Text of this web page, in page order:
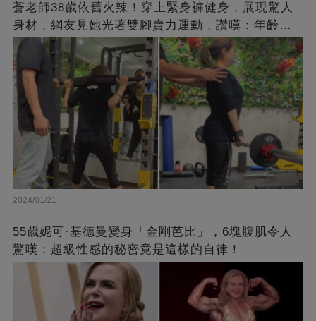
蒼老師38歲依舊火辣！穿上緊身褲健身，展現驚人
身材，網友見她光著雙腳賣力運動，讚嘆：年齡不
過是個數字！
2024/01/21
55歲妮可·基德曼變身「金剛芭比」，6塊腹肌令人
驚嘆：超級性感的秘密竟是這樣的自律！